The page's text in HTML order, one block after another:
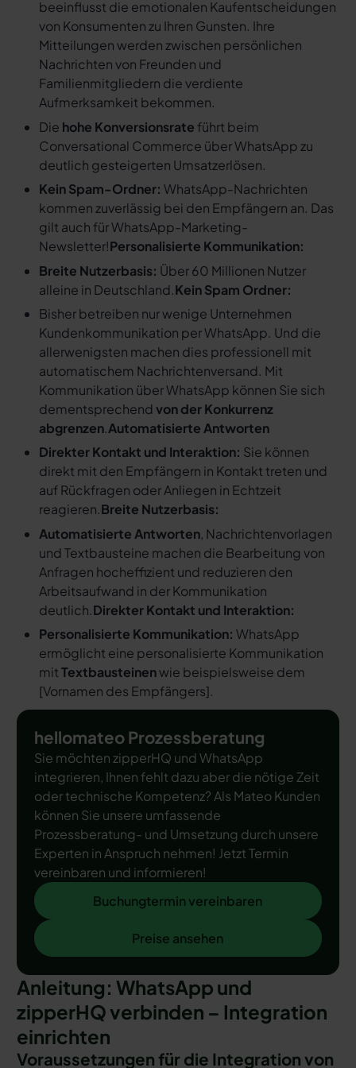
beeinflusst die emotionalen Kaufentscheidungen
von Konsumenten zu Ihren Gunsten. Ihre
Mitteilungen werden zwischen persönlichen
Nachrichten von Freunden und
Familienmitgliedern die verdiente
Aufmerksamkeit bekommen.
Die hohe Konversionsrate führt beim
Conversational Commerce über WhatsApp zu
deutlich gesteigerten Umsatzerlösen.
Kein Spam-Ordner: WhatsApp-Nachrichten
kommen zuverlässig bei den Empfängern an. Das
gilt auch für WhatsApp-Marketing-
Newsletter!Personalisierte Kommunikation:
Breite Nutzerbasis: Über 60 Millionen Nutzer
alleine in Deutschland.Kein Spam Ordner:
Bisher betreiben nur wenige Unternehmen
Kundenkommunikation per WhatsApp. Und die
allerwenigsten machen dies professionell mit
automatischem Nachrichtenversand. Mit
Kommunikation über WhatsApp können Sie sich
dementsprechendvon der Konkurrenz
abgrenzen.Automatisierte Antworten
Direkter Kontakt und Interaktion: Sie können
direkt mit den Empfängern in Kontakt treten und
auf Rückfragen oder Anliegen in Echtzeit
reagieren.Breite Nutzerbasis:
Automatisierte Antworten, Nachrichtenvorlagen
und Textbausteine machen die Bearbeitung von
Anfragen hocheffizient und reduzieren den
Arbeitsaufwand in der Kommunikation
deutlich.Direkter Kontakt und Interaktion:
Personalisierte Kommunikation: WhatsApp
ermöglicht eine personalisierte Kommunikation
mitTextbausteinenwie beispielsweise dem
[Vornamen des Empfängers].
hellomateo Prozessberatung
Sie möchten zipperHQ und WhatsApp
integrieren, Ihnen fehlt dazu aber die nötige Zeit
oder technische Kompetenz? Als Mateo Kunden
können Sie unsere umfassende
Prozessberatung- und Umsetzung durch unsere
Experten in Anspruch nehmen! Jetzt Termin
vereinbaren und informieren!
Buchungtermin vereinbaren
Buchungtermin vereinbaren
Preise ansehen
Preise ansehen
Anleitung: WhatsApp und
zipperHQ verbinden – Integration
einrichten
Voraussetzungen für die Integration von